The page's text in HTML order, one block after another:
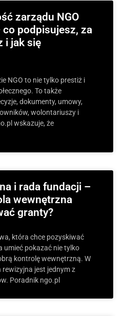
zarządu NGO
podpisujesz, za
i jak się
NGO to nie tylko prestiż i
To także
dokumenty, umowy,
wolontariuszy i
wskazuje, że
i rada fundacji –
wewnętrzna
granty?
która chce pozyskiwać
umieć pokazać nie tylko
kontrolę wewnętrzną. W
jest jednym z
Poradnik ngo.pl